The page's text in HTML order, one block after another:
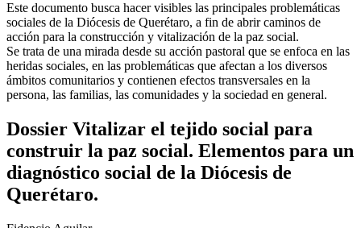
Este documento busca hacer visibles las principales problemáticas
sociales de la Diócesis de Querétaro, a fin de abrir caminos de
acción para la construcción y vitalización de la paz social.
Se trata de una mirada desde su acción pastoral que se enfoca en las
heridas sociales, en las problemáticas que afectan a los diversos
ámbitos comunitarios y contienen efectos transversales en la
persona, las familias, las comunidades y la sociedad en general.
Dossier Vitalizar el tejido social para
construir la paz social. Elementos para un
diagnóstico social de la Diócesis de
Querétaro.